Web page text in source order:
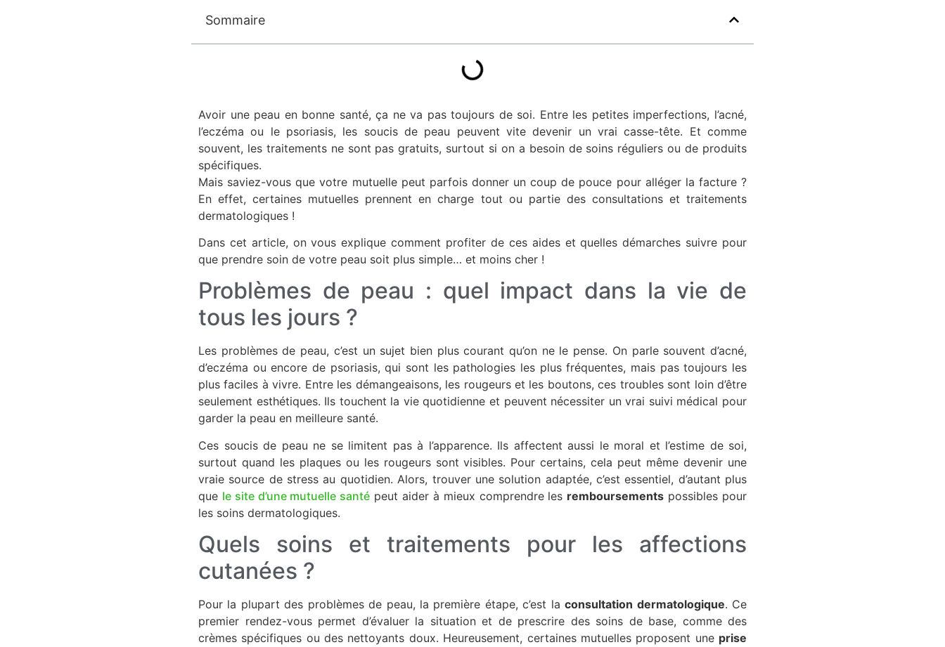
Sommaire
Avoir une peau en bonne santé, ça ne va pas toujours de soi. Entre les petites imperfections, l’acné,
l’eczéma ou le psoriasis, les soucis de peau peuvent vite devenir un vrai casse-tête. Et comme
souvent, les traitements ne sont pas gratuits, surtout si on a besoin de soins réguliers ou de produits
spécifiques.
Mais saviez-vous que votre mutuelle peut parfois donner un coup de pouce pour alléger la facture ?
En effet, certaines mutuelles prennent en charge tout ou partie des consultations et traitements
dermatologiques !
Dans cet article, on vous explique comment profiter de ces aides et quelles démarches suivre pour
que prendre soin de votre peau soit plus simple… et moins cher !
Problèmes de peau : quel impact dans la vie de
tous les jours ?
Les problèmes de peau, c’est un sujet bien plus courant qu’on ne le pense. On parle souvent d’acné,
d’eczéma ou encore de psoriasis, qui sont les pathologies les plus fréquentes, mais pas toujours les
plus faciles à vivre. Entre les démangeaisons, les rougeurs et les boutons, ces troubles sont loin d’être
seulement esthétiques. Ils touchent la vie quotidienne et peuvent nécessiter un vrai suivi médical pour
garder la peau en meilleure santé.
Ces soucis de peau ne se limitent pas à l’apparence. Ils affectent aussi le moral et l’estime de soi,
surtout quand les plaques ou les rougeurs sont visibles. Pour certains, cela peut même devenir une
vraie source de stress au quotidien. Alors, trouver une solution adaptée, c’est essentiel, d’autant plus
que le site d’une mutuelle santé peut aider à mieux comprendre les remboursements possibles pour
les soins dermatologiques.
Quels soins et traitements pour les affections
cutanées ?
Pour la plupart des problèmes de peau, la première étape, c’est laconsultation dermatologique. Ce
premier rendez-vous permet d’évaluer la situation et de prescrire des soins de base, comme des
crèmes spécifiques ou des nettoyants doux. Heureusement, certaines mutuelles proposent une prise